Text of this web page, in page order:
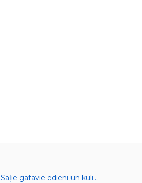
Sāļie gatavie ēdieni un kulinārija